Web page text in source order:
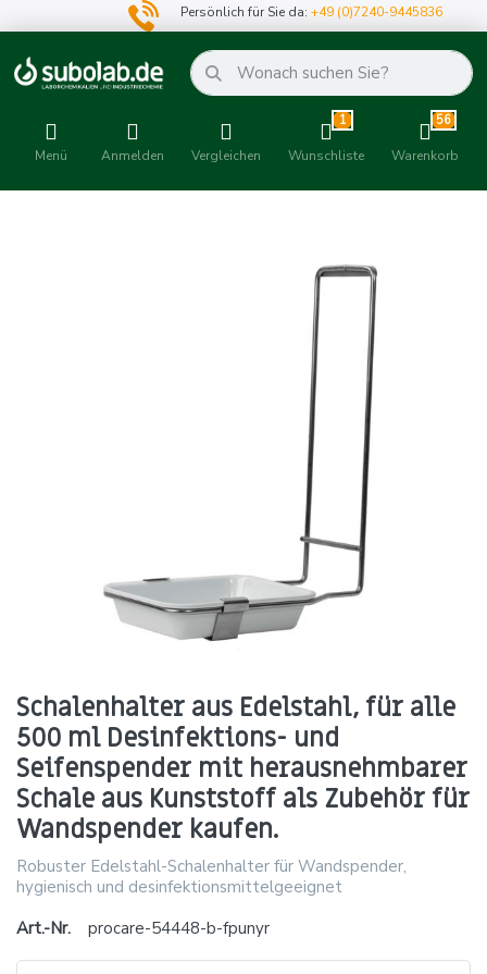
Persönlich für Sie da:+49 (0)7240-9445836
Menü Anmelden Vergleichen
1
Wunschliste
56
Warenkorb
Schalenhalter aus Edelstahl, für alle
500 ml Desinfektions- und
Seifenspender mit herausnehmbarer
Schale aus Kunststoff als Zubehör für
Wandspender kaufen.
Robuster Edelstahl-Schalenhalter für Wandspender,
hygienisch und desinfektionsmittelgeeignet
Art.-Nr.
procare-54448-b-fpunyr